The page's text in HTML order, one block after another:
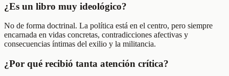
¿Es un libro muy ideológico?
No de forma doctrinal. La política está en el centro, pero siempre
encarnada en vidas concretas, contradicciones afectivas y
consecuencias íntimas del exilio y la militancia.
¿Por qué recibió tanta atención crítica?